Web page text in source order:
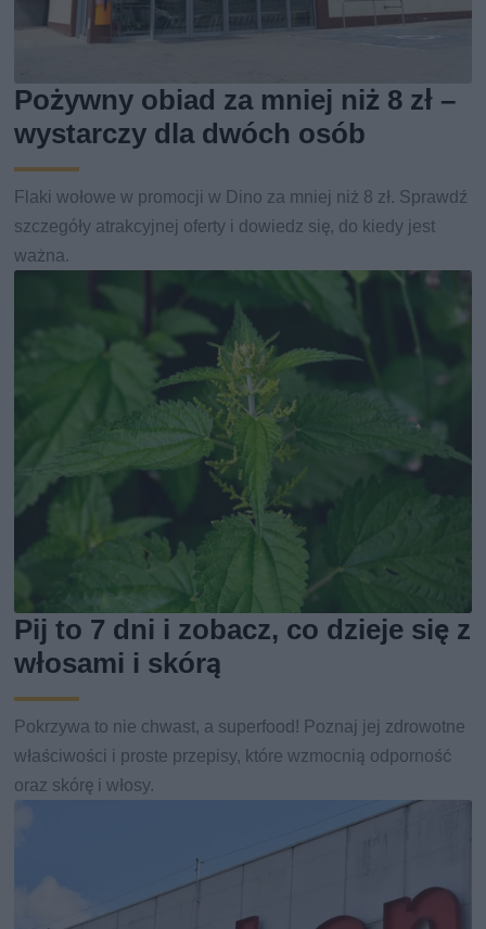
Pożywny obiad za mniej niż 8 zł –
wystarczy dla dwóch osób
Flaki wołowe w promocji w Dino za mniej niż 8 zł. Sprawdź
szczegóły atrakcyjnej oferty i dowiedz się, do kiedy jest
ważna.
Pij to 7 dni i zobacz, co dzieje się z
włosami i skórą
Pokrzywa to nie chwast, a superfood! Poznaj jej zdrowotne
właściwości i proste przepisy, które wzmocnią odporność
oraz skórę i włosy.